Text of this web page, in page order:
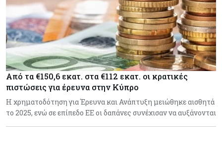
Από τα €150,6 εκατ. στα €112 εκατ. οι κρατικές
πιστώσεις για έρευνα στην Κύπρο
Η χρηματοδότηση για Έρευνα και Ανάπτυξη μειώθηκε αισθητά
το 2025, ενώ σε επίπεδο ΕΕ οι δαπάνες συνέχισαν να αυξάνονται